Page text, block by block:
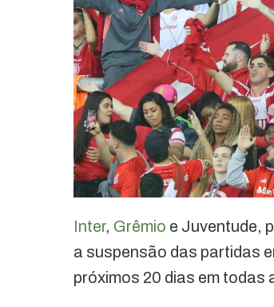
Inter, Grêmio e Juventude,
a suspensão das partidas
próximos 20 dias em